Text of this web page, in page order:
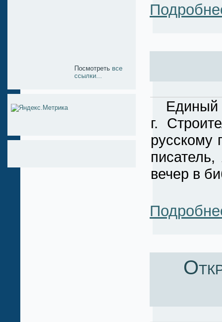
Посмотреть все
ссылки...
Единый
г.
русскому
вечер в